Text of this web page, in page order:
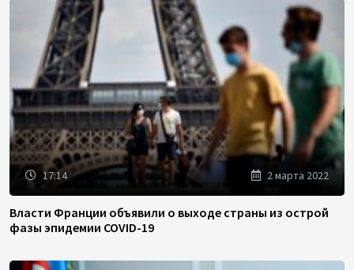
17:14 2 марта 2022
Власти Франции объявили о выходе страны из острой
фазы эпидемии COVID-19